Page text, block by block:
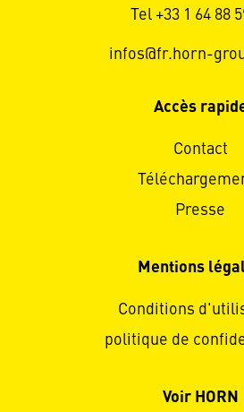
Tel +33 1 64 88
infos@fr.horn-
Accès
Contact
Presse
Mentions
Conditions
politique de
Voir HORN